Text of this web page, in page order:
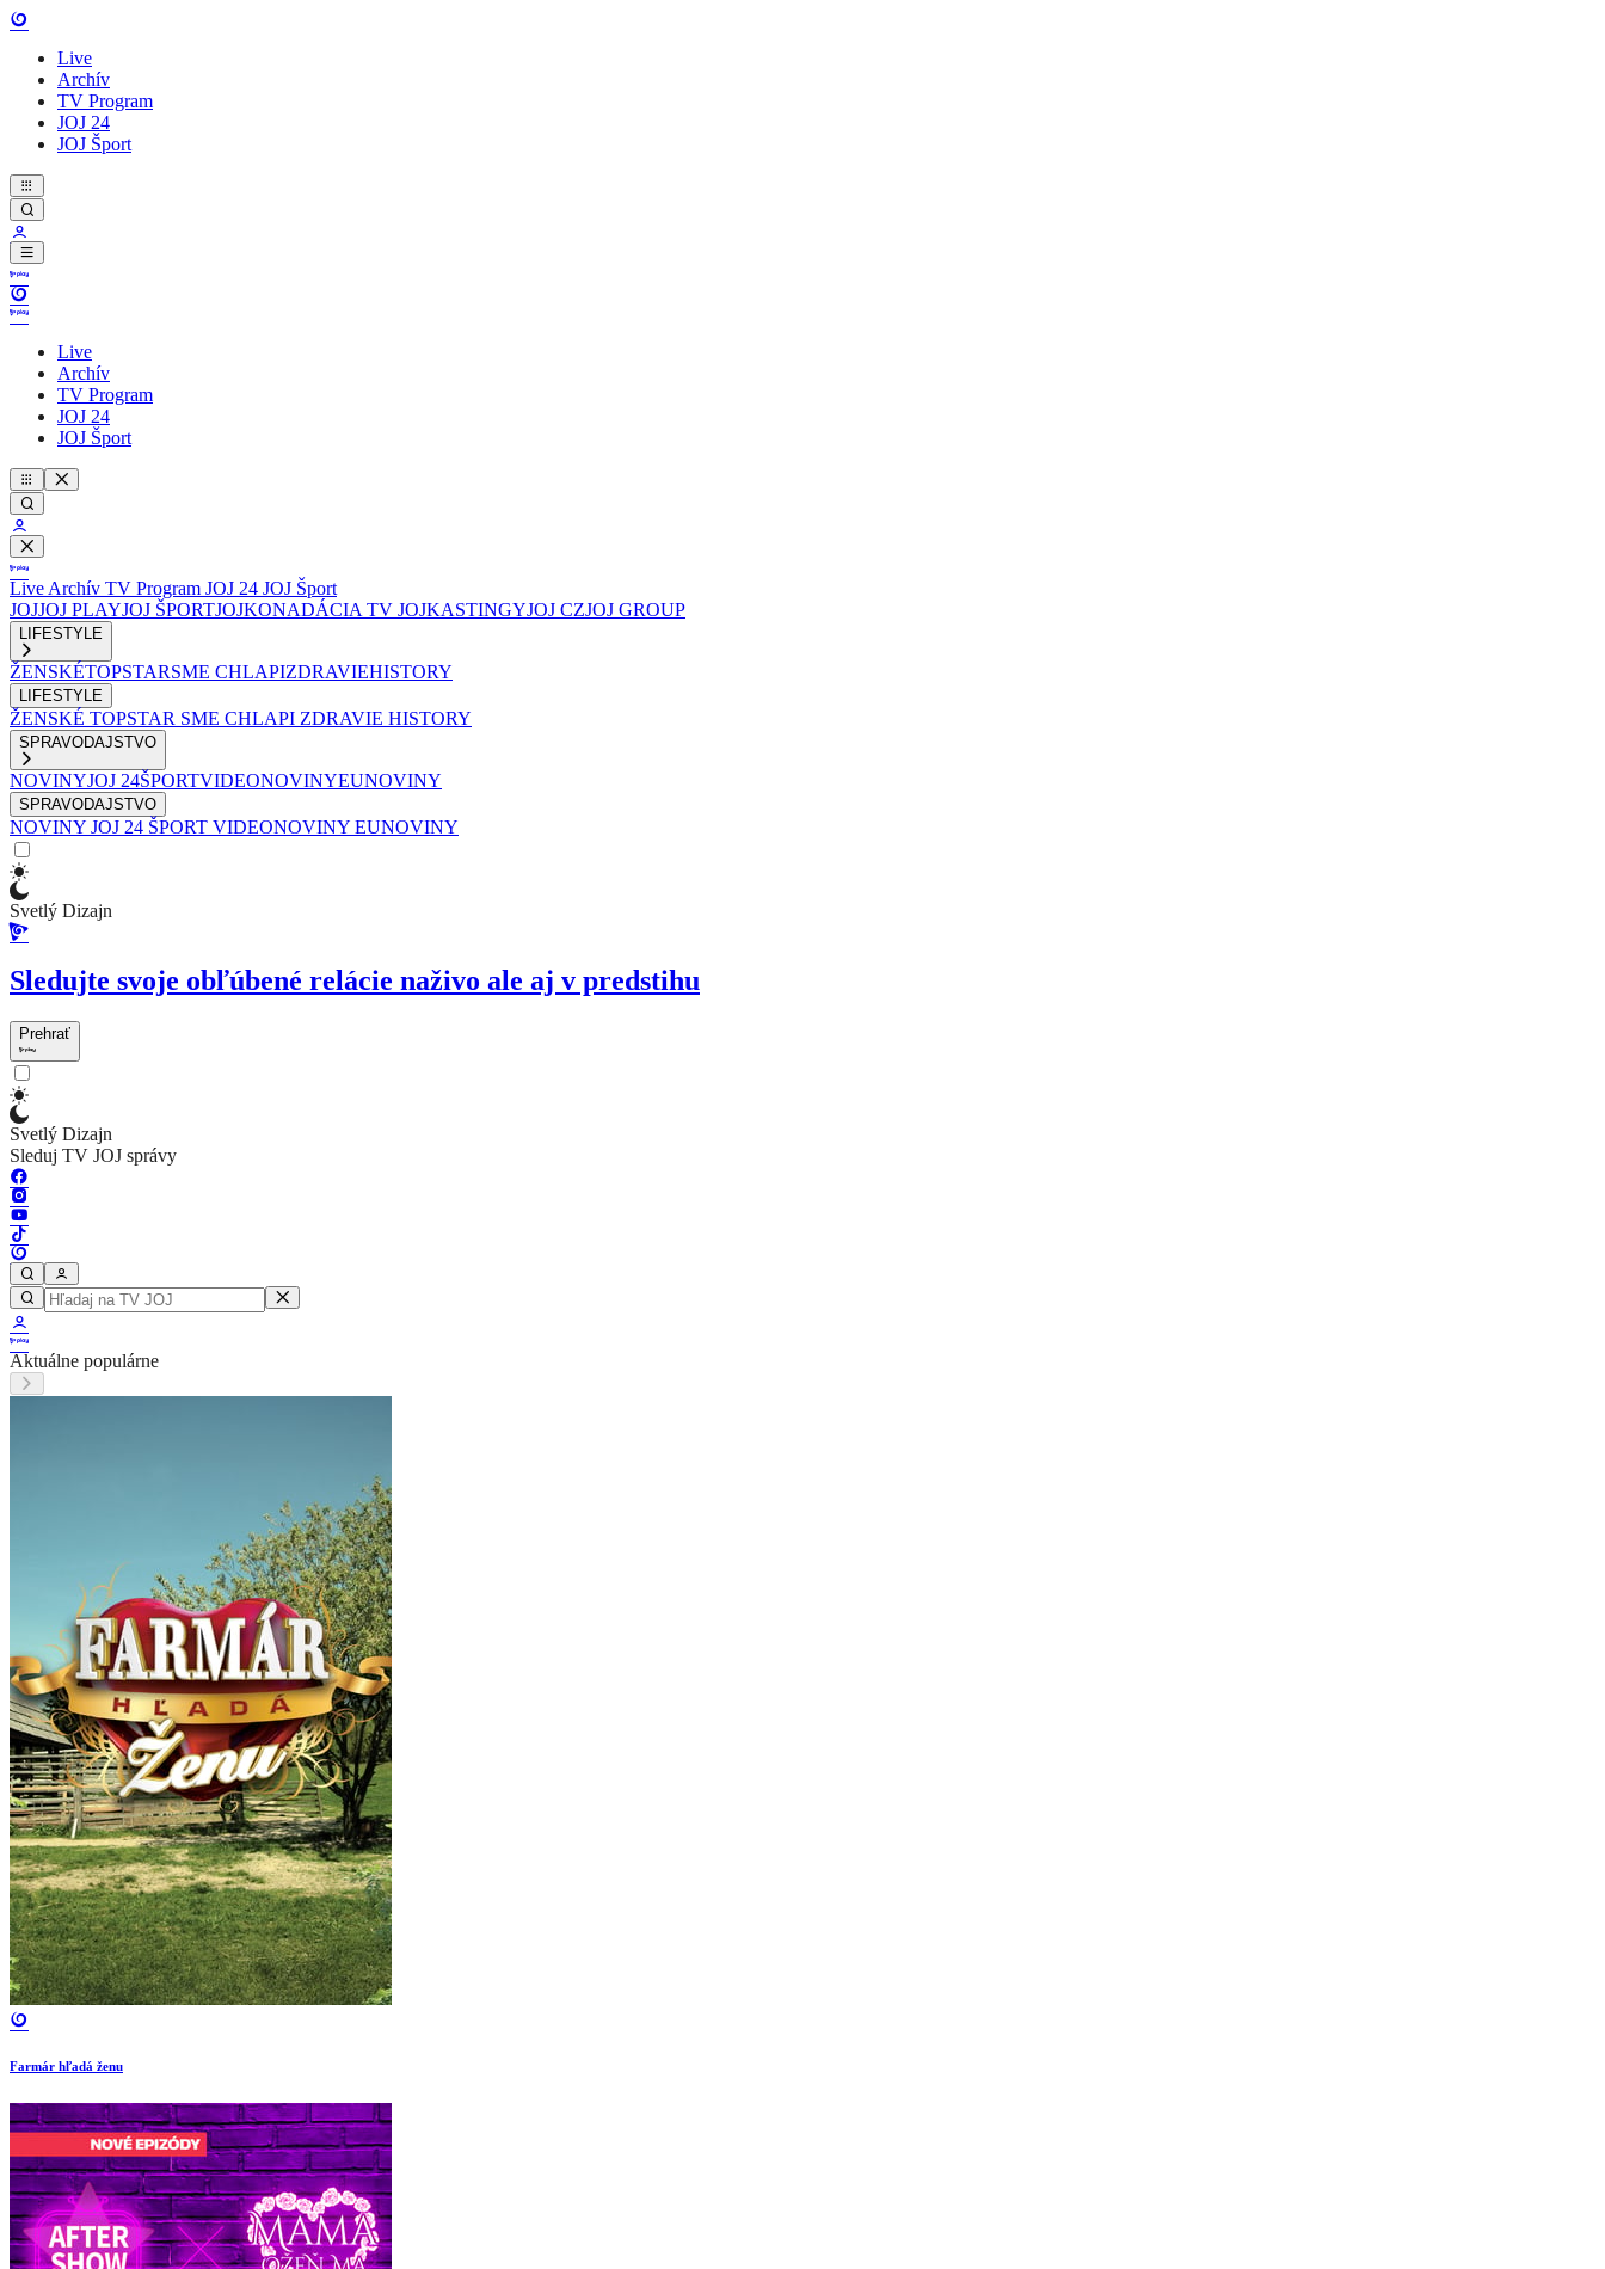
Live
Archív
TV Program
JOJ 24
JOJ Šport
Live
Archív
TV Program
JOJ 24
JOJ Šport
Live Archív TV Program JOJ 24 JOJ Šport
JOJJOJ PLAYJOJ ŠPORTJOJKONADÁCIA TV JOJKASTINGYJOJ CZJOJ GROUP
LIFESTYLE
ŽENSKÉTOPSTARSME CHLAPIZDRAVIEHISTORY
LIFESTYLE
ŽENSKÉ TOPSTAR SME CHLAPI ZDRAVIE HISTORY
SPRAVODAJSTVO
NOVINYJOJ 24ŠPORTVIDEONOVINYEUNOVINY
SPRAVODAJSTVO
NOVINY JOJ 24 ŠPORT VIDEONOVINY EUNOVINY
Svetlý Dizajn
Sledujte svoje obľúbené relácie naživo ale aj v predstihu
Prehrať
Svetlý Dizajn
Sleduj TV JOJ správy
Aktuálne populárne
Farmár hľadá ženu